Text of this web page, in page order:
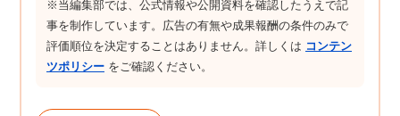
※当編集部では、公式情報や公開資料を確認したうえで記
事を制作しています。広告の有無や成果報酬の条件のみで
評価順位を決定することはありません。詳しくは コンテン
ツポリシー をご確認ください。